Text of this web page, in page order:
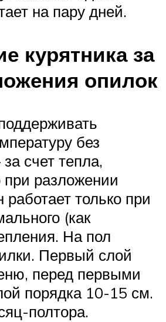
на пару дней.
курятника за
опилок
без
счет тепла,
разложении
только при
(как
На пол
Первый слой
перед первыми
порядка 10-15 см.
полтора.